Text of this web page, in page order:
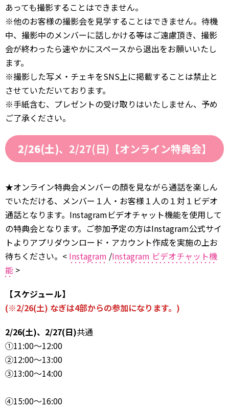
あっても撮影することはできません。
※他のお客様の撮影会を見学することはできません。待機
中、撮影中のメンバーに話しかける等はご遠慮頂き、撮影
会が終わったら速やかにスペースから退出をお願いいたし
ます。
※撮影した写メ・チェキをSNS上に掲載することは禁止と
させていただいております。
※手紙含む、プレゼントの受け取りはいたしません、予め
ご了承ください。
2/26(土)、2/27(日)【オンライン特典会】
★オンライン特典会メンバーの顏を見ながら通話を楽しん
でいただける、メンバー１人・お客様１人の１対１ビデオ
通話となります。Instagramビデオチャット機能を使用して
の特典会となります。ご参加予定の方はInstagram公式サイ
トよりアプリダウンロード・アカウント作成を実施の上お
待ちください。< Instagram /Instagram ビデオチャット機
能 >
【スケジュール】
(※2/26(土) なぎは4部からの参加になります。)
2/26(土)、2/27(日)共通
①11:00～12:00
②12:00～13:00
③13:00～14:00
④15:00～16:00